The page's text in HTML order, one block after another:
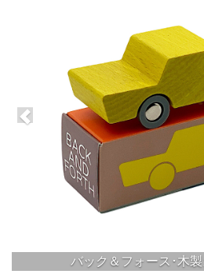
バック＆フォース･木